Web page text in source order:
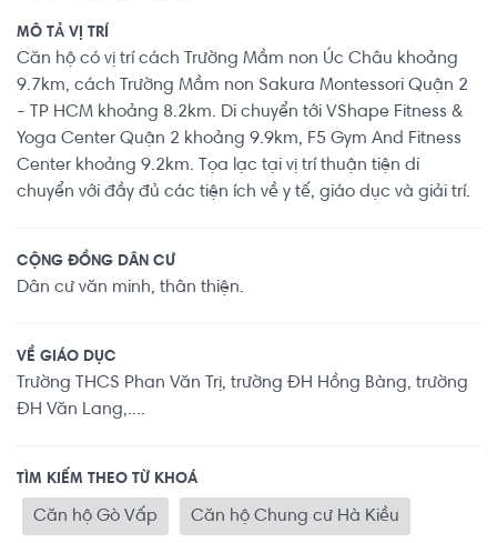
MÔ TẢ VỊ TRÍ
Căn hộ có vị trí cách Trường Mầm non Úc Châu khoảng
9.7km, cách Trường Mầm non Sakura Montessori Quận 2
- TP HCM khoảng 8.2km. Di chuyển tới VShape Fitness &
Yoga Center Quận 2 khoảng 9.9km, F5 Gym And Fitness
Center khoảng 9.2km. Tọa lạc tại vị trí thuận tiện di
chuyển với đầy đủ các tiện ích về y tế, giáo dục và giải trí.
CỘNG ĐỒNG DÂN CƯ
Dân cư văn minh, thân thiện.
VỀ GIÁO DỤC
Trường THCS Phan Văn Trị, trường ĐH Hồng Bàng, trường
ĐH Văn Lang,....
TÌM KIẾM THEO TỪ KHOÁ
Căn hộ Gò Vấp Căn hộ Chung cư Hà Kiều